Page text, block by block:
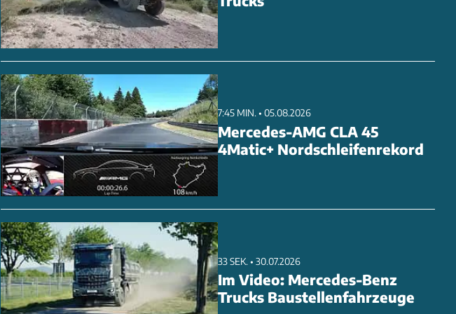
einem durchgängig dunklen Ambiente. Die Umbaukosten dürften deutlich über
den 100.000 Euro des Basis-GTstreetR liegen.
7:45 MIN. • 05.08.2026
Mercedes-AMG CLA 45
4Matic+ Nordschleifenrekord
33 SEK. • 30.07.2026
Im Video: Mercedes-Benz
Trucks Baustellenfahrzeuge